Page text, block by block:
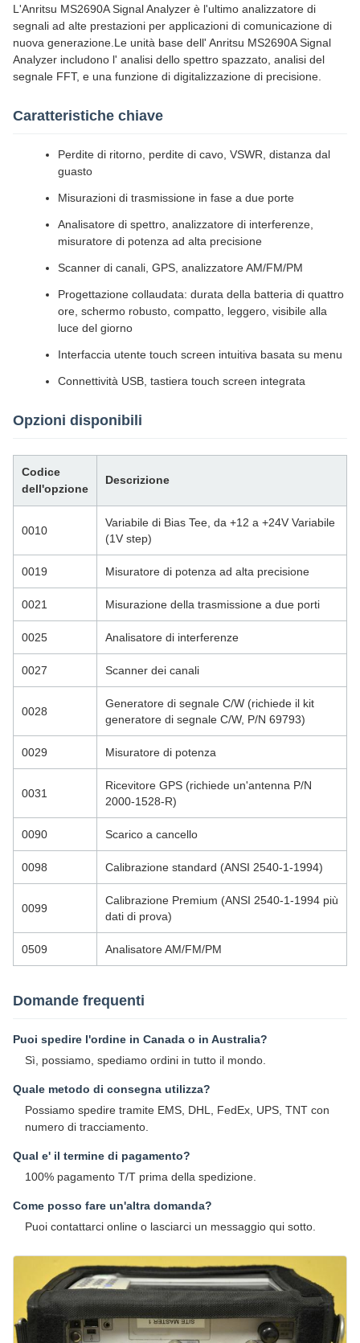
L'Anritsu MS2690A Signal Analyzer è l'ultimo analizzatore di
segnali ad alte prestazioni per applicazioni di comunicazione di
nuova generazione.Le unità base dell' Anritsu MS2690A Signal
Analyzer includono l' analisi dello spettro spazzato, analisi del
segnale FFT, e una funzione di digitalizzazione di precisione.
Caratteristiche chiave
Perdite di ritorno, perdite di cavo, VSWR, distanza dal
guasto
Misurazioni di trasmissione in fase a due porte
Analisatore di spettro, analizzatore di interferenze,
misuratore di potenza ad alta precisione
Scanner di canali, GPS, analizzatore AM/FM/PM
Progettazione collaudata: durata della batteria di quattro
ore, schermo robusto, compatto, leggero, visibile alla
luce del giorno
Interfaccia utente touch screen intuitiva basata su menu
Connettività USB, tastiera touch screen integrata
Opzioni disponibili
Codice
dell'opzione
Descrizione
0010
Variabile di Bias Tee, da +12 a +24V Variabile
(1V step)
0019 Misuratore di potenza ad alta precisione
0021 Misurazione della trasmissione a due porti
0025 Analisatore di interferenze
0027 Scanner dei canali
0028
Generatore di segnale C/W (richiede il kit
generatore di segnale C/W, P/N 69793)
0029 Misuratore di potenza
0031
Ricevitore GPS (richiede un'antenna P/N
2000-1528-R)
0090 Scarico a cancello
0098 Calibrazione standard (ANSI 2540-1-1994)
0099
Calibrazione Premium (ANSI 2540-1-1994 più
dati di prova)
0509 Analisatore AM/FM/PM
Domande frequenti
Puoi spedire l'ordine in Canada o in Australia?
Sì, possiamo, spediamo ordini in tutto il mondo.
Quale metodo di consegna utilizza?
Possiamo spedire tramite EMS, DHL, FedEx, UPS, TNT con
numero di tracciamento.
Qual e' il termine di pagamento?
100% pagamento T/T prima della spedizione.
Come posso fare un'altra domanda?
Puoi contattarci online o lasciarci un messaggio qui sotto.